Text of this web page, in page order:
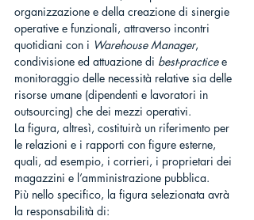
organizzazione e della creazione di sinergie
operative e funzionali, attraverso incontri
quotidiani con i Warehouse Manager,
condivisione ed attuazione di best-practice e
monitoraggio delle necessità relative sia delle
risorse umane (dipendenti e lavoratori in
outsourcing) che dei mezzi operativi.
La figura, altresì, costituirà un riferimento per
le relazioni e i rapporti con figure esterne,
quali, ad esempio, i corrieri, i proprietari dei
magazzini e l’amministrazione pubblica.
Più nello specifico, la figura selezionata avrà
la responsabilità di: